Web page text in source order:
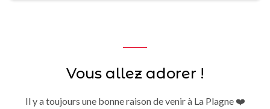
Vous allez adorer !
Il y a toujours une bonne raison de venir à La Plagne ❤️